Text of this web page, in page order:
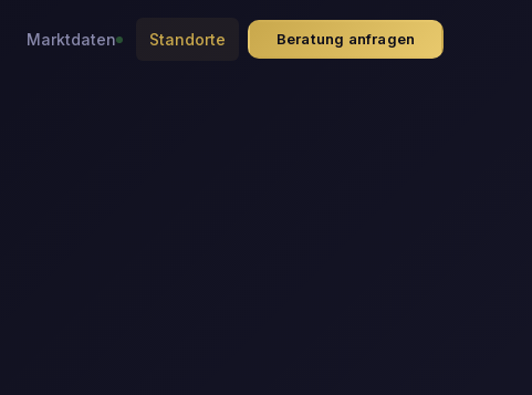
Marktdaten Standorte Beratung anfragen